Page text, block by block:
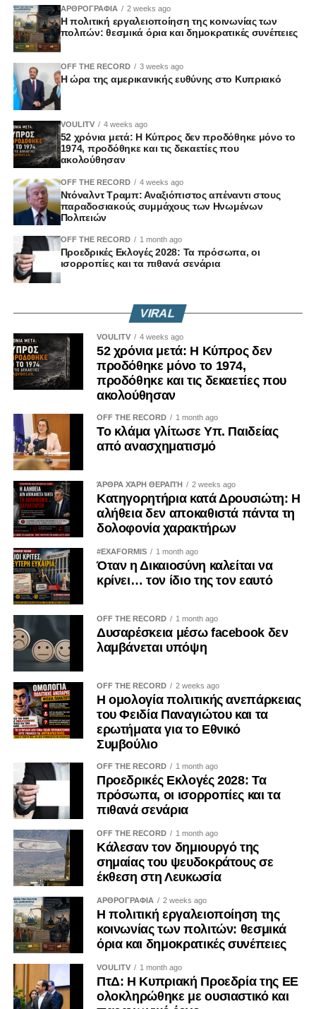
ΑΡΘΡΟΓΡΑΦΙΑ 2 weeks ago
Η πολιτική εργαλειοποίηση της κοινωνίας των
πολιτών: θεσμικά όρια και δημοκρατικές συνέπειες
OFF THE RECORD 3 weeks ago
Η ώρα της αμερικανικής ευθύνης στο Κυπριακό
VOULITV 4 weeks ago
52 χρόνια μετά: Η Κύπρος δεν προδόθηκε μόνο το
1974, προδόθηκε και τις δεκαετίες που
ακολούθησαν
OFF THE RECORD 4 weeks ago
Ντόναλντ Τραμπ: Αναξιόπιστος απέναντι στους
παραδοσιακούς συμμάχους των Ηνωμένων
Πολιτειών
OFF THE RECORD 1 month ago
Προεδρικές Εκλογές 2028: Τα πρόσωπα, οι
ισορροπίες και τα πιθανά σενάρια
VIRAL
VOULITV 4 weeks ago
52 χρόνια μετά: Η Κύπρος δεν
προδόθηκε μόνο το 1974,
προδόθηκε και τις δεκαετίες που
ακολούθησαν
OFF THE RECORD 1 month ago
Το κλάμα γλίτωσε Υπ. Παιδείας
από ανασχηματισμό
ΆΡΘΡΑ ΧΆΡΗ ΘΕΡΑΠΉ 2 weeks ago
Κατηγορητήρια κατά Δρουσιώτη: Η
αλήθεια δεν αποκαθιστά πάντα τη
δολοφονία χαρακτήρων
#EXAFORMIS 1 month ago
Όταν η Δικαιοσύνη καλείται να
κρίνει… τον ίδιο της τον εαυτό
OFF THE RECORD 1 month ago
Δυσαρέσκεια μέσω facebook δεν
λαμβάνεται υπόψη
OFF THE RECORD 2 weeks ago
Η ομολογία πολιτικής ανεπάρκειας
του Φειδία Παναγιώτου και τα
ερωτήματα για το Εθνικό
Συμβούλιο
OFF THE RECORD 1 month ago
Προεδρικές Εκλογές 2028: Τα
πρόσωπα, οι ισορροπίες και τα
πιθανά σενάρια
OFF THE RECORD 1 month ago
Κάλεσαν τον δημιουργό της
σημαίας του ψευδοκράτους σε
έκθεση στη Λευκωσία
ΑΡΘΡΟΓΡΑΦΙΑ 2 weeks ago
Η πολιτική εργαλειοποίηση της
κοινωνίας των πολιτών: θεσμικά
όρια και δημοκρατικές συνέπειες
VOULITV 1 month ago
ΠτΔ: Η Κυπριακή Προεδρία της ΕΕ
ολοκληρώθηκε με ουσιαστικό και